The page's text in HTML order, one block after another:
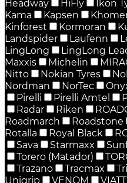
Headway
HiFly Ikon
Kama
Kapsen
Kinforest
Kormoran
Landspider
Laufenn
LingLong
LingLong
Maxxis
Michelin
Nitto
Nokian Tyres
Nordman
NorTec
Pirelli
Pirelli Amtel
Radar
Riken
Roadmarch
Roadstone
Rotalla
Royal Black
Sava
Starmaxx
Torero (Matador)
Trazano
Tracmax
Unigrip
VENOM